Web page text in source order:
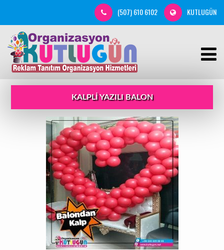
(507) 610 6102 KUTLUGÜN
KALPLI YAZILI BALON